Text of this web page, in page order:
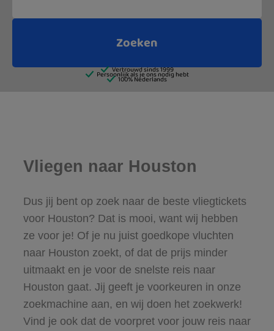
Vliegen naar Houston
Dus jij bent op zoek naar de beste vliegtickets
voor Houston? Dat is mooi, want wij hebben
ze voor je! Of je nu juist goedkope vluchten
naar Houston zoekt, of dat de prijs minder
uitmaakt en je voor de snelste reis naar
Houston gaat. Jij geeft je voorkeuren in onze
zoekmachine aan, en wij doen het zoekwerk!
Vind je ook dat de voorpret voor jouw reis naar